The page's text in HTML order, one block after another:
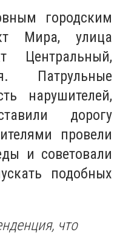
городским
Мира, улица
Центральный,
Патрульные
нарушителей,
дорогу
провели
и советовали
подобных
что